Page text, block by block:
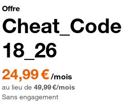
Cheat_Code
Offre
Cheat_Code
18_26
24,99 € /mois
au lieu de 49,99 €/mois
Sans engagement